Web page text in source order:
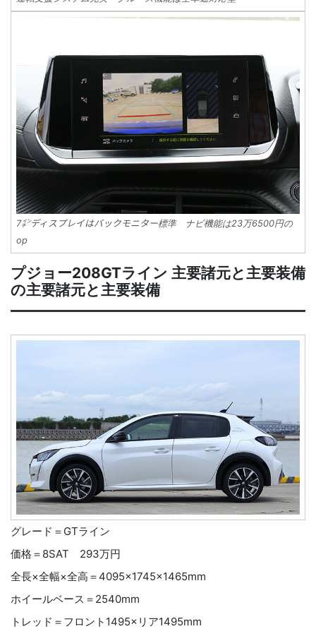
7㌅ディスプレイはバックモニター標準 ナビ機能は23万6500円の
op
プジョー208GTライン 主要諸元と主要装備
の主要諸元と主要装備
グレード＝GTライン
価格＝8SAT 293万円
全長×全幅×全高＝4095×1745×1465mm
ホイールベース＝2540mm
トレッド＝フロント1495×リア1495mm